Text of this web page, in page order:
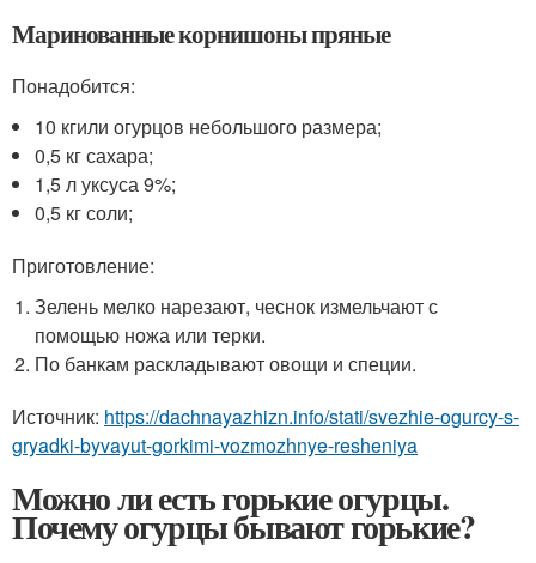
Маринованные корнишоны пряные
Понадобится:
10 кгили огурцов небольшого размера;
0,5 кг сахара;
1,5 л уксуса 9%;
0,5 кг соли;
Приготовление:
Зелень мелко нарезают, чеснок измельчают с
помощью ножа или терки.
По банкам раскладывают овощи и специи.
Источник: https://dachnayazhizn.info/stati/svezhie-ogurcy-s-
gryadki-byvayut-gorkimi-vozmozhnye-resheniya
Можно ли есть горькие огурцы.
Почему огурцы бывают горькие?